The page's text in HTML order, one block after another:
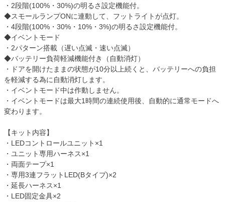
・2段階(100%・30%)の明るさ設定機能付。
◆スモールランプONに連動して、フットライトが点灯。
・4段階(100%・30%・10%・3%)の明るさ設定機能付。
◆イベントモード
・2パターン搭載（遅い点滅・速い点滅）
◆バッテリー負荷軽減機能付き（自動消灯）
・ドアを開けたままの状態が10分以上続くと、バッテリーへの負担
を軽減する為に自動消灯します。
・イベントモード中は作動しません。
・イベントモードは最大1時間の連続使用後、自動的に通常モードへ
変わります。
【キット内容】
・LEDコントロールユニット×1
・ユニット専用ハーネス×1
・両面テープ×1
・専用3連フラットLED(Bタイプ)×2
・延長ハーネス×1
・LED固定金具×2